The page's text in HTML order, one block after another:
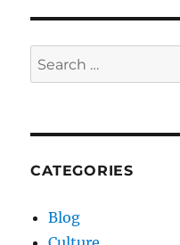
Search
for:
CATEGORIES
Blog